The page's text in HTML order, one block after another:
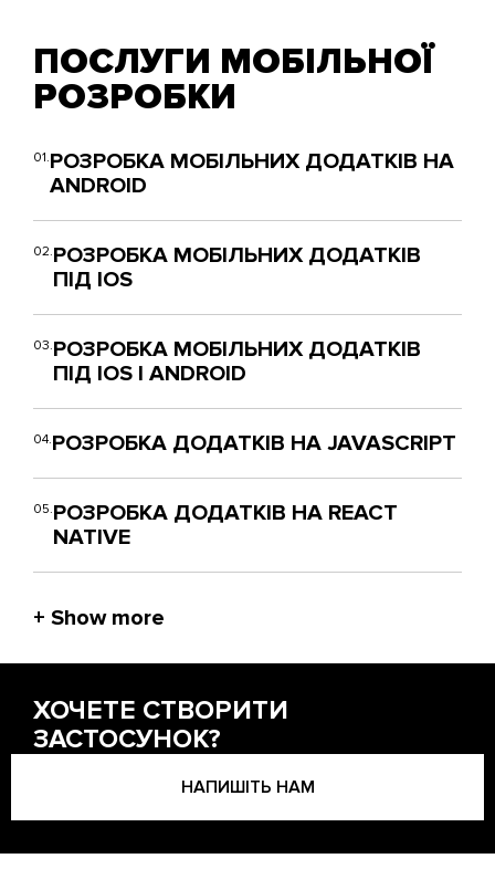
ПОСЛУГИ МОБІЛЬНОЇ
РОЗРОБКИ
01.РОЗРОБКА МОБІЛЬНИХ ДОДАТКІВ НА
ANDROID
02.РОЗРОБКА МОБІЛЬНИХ ДОДАТКІВ
ПІД IOS
03.РОЗРОБКА МОБІЛЬНИХ ДОДАТКІВ
ПІД IOS І ANDROID
04.РОЗРОБКА ДОДАТКІВ НА JAVASCRIPT
05.РОЗРОБКА ДОДАТКІВ НА REACT
NATIVE
ХОЧЕТЕ СТВОРИТИ
ЗАСТОСУНОК?
НАПИШІТЬ НАМ